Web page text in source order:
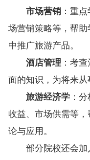
市场营销：重点
场营销策略等，帮
中推广旅游产品。
酒店管理 ：考
面的知识，为将来从
旅游经济学：分
收益、市场供需等
论与应用。
部分院校还会